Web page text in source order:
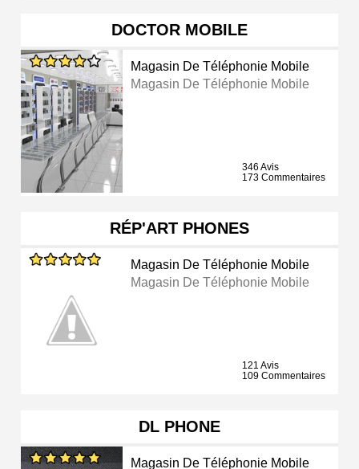
DOCTOR MOBILE
Magasin De Téléphonie Mobile
Magasin De Téléphonie Mobile
346 Avis
173 Commentaires
RÉP'ART PHONES
Magasin De Téléphonie Mobile
Magasin De Téléphonie Mobile
121 Avis
109 Commentaires
DL PHONE
Magasin De Téléphonie Mobile